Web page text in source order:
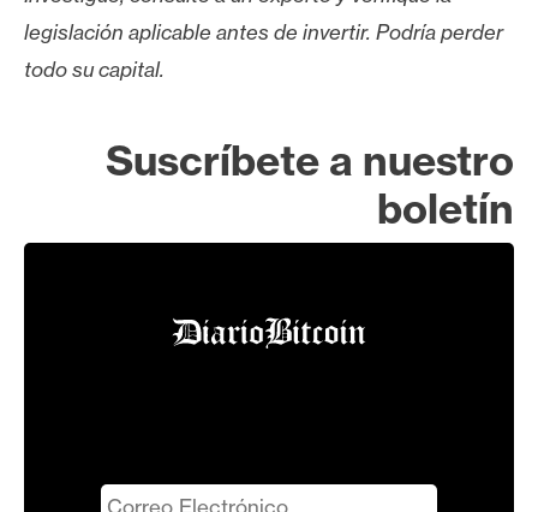
legislación aplicable antes de invertir. Podría perder
todo su capital.
Suscríbete a nuestro
boletín